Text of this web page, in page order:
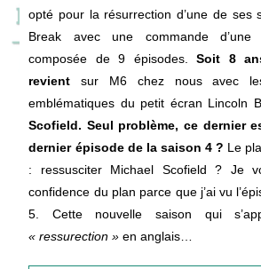
opté pour la résurrection d’une de ses
Break avec une commande d’une
composée de 9 épisodes.Soit 8
revient sur M6 chez nous avec
emblématiques du petit écran Lincoln
Scofield. Seul problème, ce dernier
dernier épisode de la saison 4 ? Le
: ressusciter Michael Scofield ? Je
confidence du plan parce que j’ai vu
5. Cette nouvelle saison qui
« ressurection » en anglais…